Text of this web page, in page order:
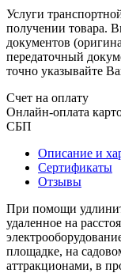
Услуги
получении товара.
документов
передаточный
точно указывайте
Счет на оплату
Онлайн-оплата
СБП
Описание и
Сертификаты
Отзывы
При помощи
удаленное на
площадке, на
аттракционами, в